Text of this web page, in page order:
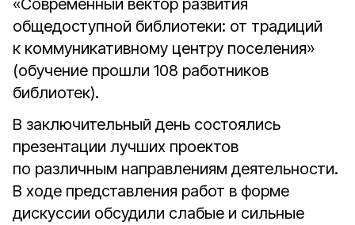
«Современный вектор развития
общедоступной библиотеки: от традиций
к коммуникативному центру поселения»
(обучение прошли 108 работников
библиотек).
В заключительный день состоялись
презентации лучших проектов
по различным направлениям деятельности.
В ходе представления работ в форме
дискуссии обсудили слабые и сильные